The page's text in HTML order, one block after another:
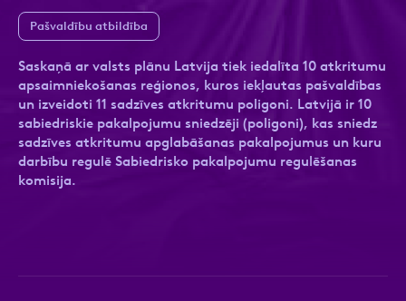
Pašvaldību atbildība
Saskaņā ar valsts plānu Latvija tiek iedalīta 10 atkritumu
apsaimniekošanas reģionos, kuros iekļautas pašvaldības
un izveidoti 11 sadzīves atkritumu poligoni. Latvijā ir 10
sabiedriskie pakalpojumu sniedzēji (poligoni), kas sniedz
sadzīves atkritumu apglabāšanas pakalpojumus un kuru
darbību regulē Sabiedrisko pakalpojumu regulēšanas
komisija.
Kontakttālrunis
Ziņa
Kontakttālrunis
Ziņa